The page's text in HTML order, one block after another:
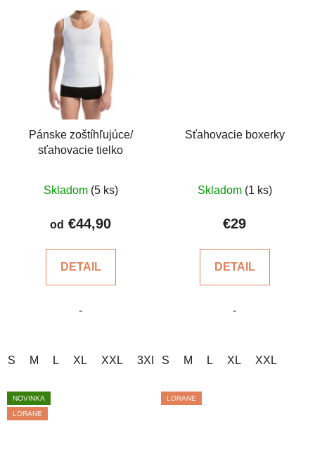
Pánske zoštíhľujúce/
sťahovacie tielko
hodnotenie
produktu
z
hviezdičiek.
Skladom (5 ks)
od €44,90
DETAIL
-
S M L XL XXL 3XL 4XL 5XL
Sťahovacie boxerky
hodnotenie
produktu
z
hviezdičiek.
Skladom (1 ks)
€29
DETAIL
-
S M L XL XXL
NOVINKA
LORANE
LORANE